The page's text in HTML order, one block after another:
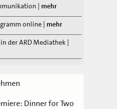
| mehr
online | mehr
in der ARD Mediathek |
Dinner for Two